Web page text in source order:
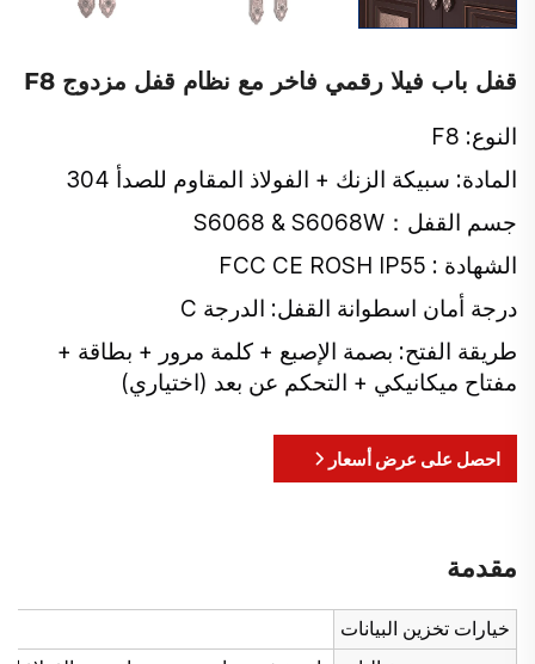
قفل باب فيلا رقمي فاخر مع نظام قفل مزدوج F8
النوع: F8
المادة: سبيكة الزنك + الفولاذ المقاوم للصدأ 304
جسم القفل：S6068 & S6068W
الشهادة : FCC CE ROSH IP55
درجة أمان اسطوانة القفل: الدرجة C
طريقة الفتح: بصمة الإصبع + كلمة مرور + بطاقة +
مفتاح ميكانيكي + التحكم عن بعد (اختياري)
احصل على عرض أسعار
مقدمة
خيارات تخزين البيانات